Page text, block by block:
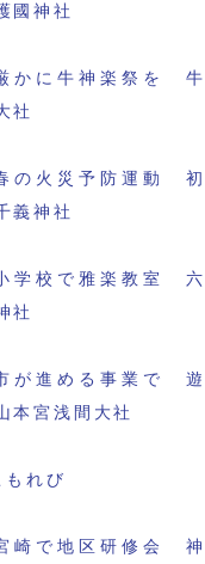
國神社
かに牛神楽祭を
社
の火災予防運動
義神社
学校で雅楽教室
社
が進める事業で
宮浅間大社
もれび
崎で地区研修会